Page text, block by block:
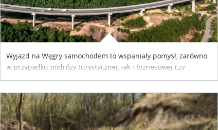
Wyjazd na Węgry samochodem to wspaniały pomysł, zarówno
w przypadku podróży turystycznej, jak i biznesowej czy
służbowej. Pamiętać tylko trzeba o wykupieniu winiety, co
współpracy reklamowej z Hungary Vignette.